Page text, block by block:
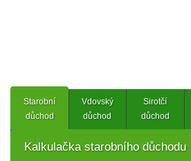
Starobní
důchod
Vdovský
důchod
Sirotčí
důchod
Kalkulačka starobního důchodu